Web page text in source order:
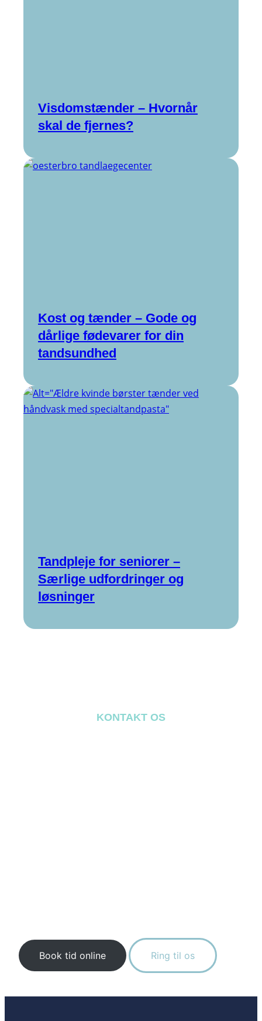
Visdomstænder – Hvornår
skal de fjernes?
Kost og tænder – Gode og
dårlige fødevarer for din
tandsundhed
Tandpleje for seniorer –
Særlige udfordringer og
løsninger
KONTAKT OS
Book tid online Ring til os